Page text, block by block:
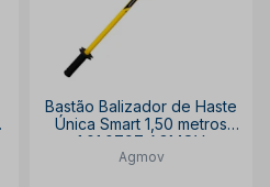
Bastão Balizador de Haste
Única Smart 1,50 metros
1.01.0797 AGMOV
Agmov